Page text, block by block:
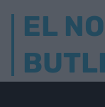
EL